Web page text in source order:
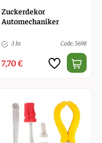
Zuckerdekor
Automechaniker
3 ks Code: 5698
7,70 €